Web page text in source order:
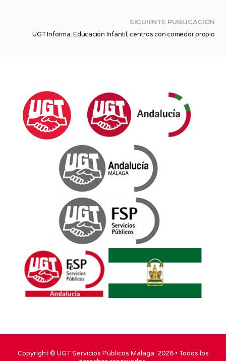
SIGUIENTE PUBLICACIÓN
UGT Informa: Educación Infantil, centros con comedor propio
Copyright © UGT Servicios Públicos Málaga. 2026 • Todos los